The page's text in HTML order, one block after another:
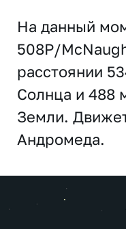
На данный
508P/
расстоянии
Солнца и 488
Земли.
Андромеда.